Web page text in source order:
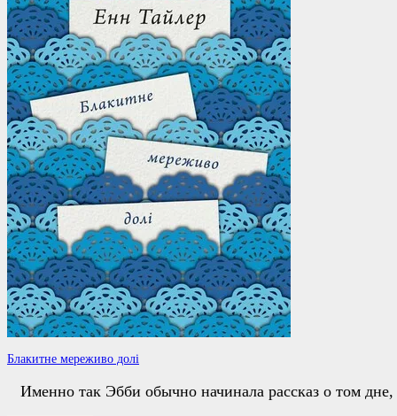
Блакитне мереживо долі
Именно так Эбби обычно начинала рассказ о том